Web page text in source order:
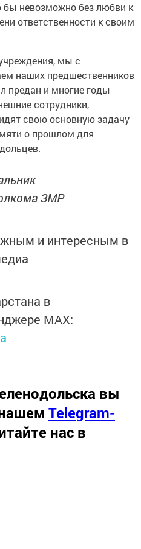
бы невозможно без любви к
ответственности к своим
мы с
наших предшественников
предан и многие годы
сотрудники,
свою основную задачу
о прошлом для
ЗМР
и интересным в
в
MАХ:
вы
Telegram-
нас в